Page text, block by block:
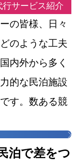
行サービス紹介
の皆様、日々
のような工夫
内外から多く
的な民泊施設
す。数ある競
泊で差をつ